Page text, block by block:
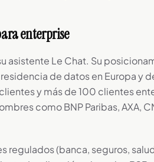
enterprise
asistente Le Chat. Su
de datos en Europa y
y más de 100 clientes
como BNP Paribas, AXA,
regulados (banca, seguros,